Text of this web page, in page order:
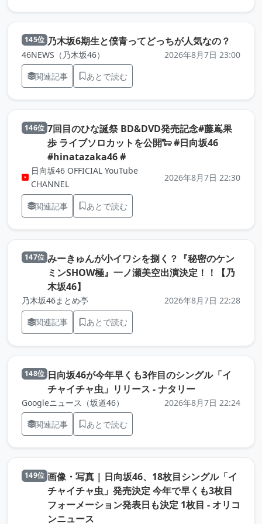
145位 乃木坂6期生と僕青ってどっちが人気なの？
46NEWS（乃木坂46）
2026年8月7日 23:00
関連記事
あとで読む
146位 7回目のひな誕祭 BD&DVD発売記念#藤嶌果
歩 ライブソロカットを公開🐑 #日向坂46
#hinatazaka46 #（元記事を新しいタブで開きま
日向坂46 OFFICIAL YouTube
CHANNEL
2026年8月7日 22:30
関連記事 あとで読む
147位 みーきゅんが小イワシを捌く？『秘密のケン
ミンSHOW極』一ノ瀬美空出演決定！！【乃
木坂46】
乃木坂46まとめ亭
2026年8月7日 22:28
関連記事
あとで読む
148位 日向坂46が今年早くも3作目のシングル「イ
チャイチャ虫」リリース - ナタリー（元記事を新
Googleニュース（坂道46）
2026年8月7日 22:24
関連記事
あとで読む
149位 画像・写真 | 日向坂46、18枚目シングル「イ
チャイチャ虫」発売決定 今年で早くも3枚目
フォーメーション発表日も決定 1枚目 - オリコ
ンニュース